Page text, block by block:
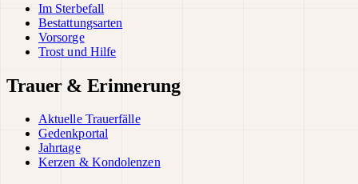
Im Sterbefall
Bestattungsarten
Vorsorge
Trost und Hilfe
Trauer & Erinnerung
Aktuelle Trauerfälle
Gedenkportal
Jahrtage
Kerzen & Kondolenzen